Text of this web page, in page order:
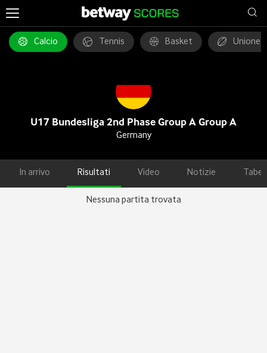
Calcio Tennis Basket Unione
U17 Bundesliga 2nd Phase Group A Group A
Germany
In arrivo Risultati Video Notizie
Nessuna partita trovata